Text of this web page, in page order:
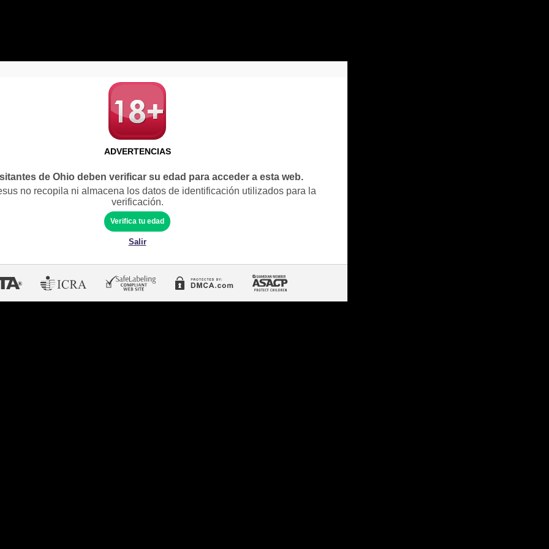
ADVERTENCIAS
de Ohio deben verificar su edad para acceder a esta web.
no recopila ni almacena los datos de identificación utilizados para la
verificación.
Verifica tu edad
Salir